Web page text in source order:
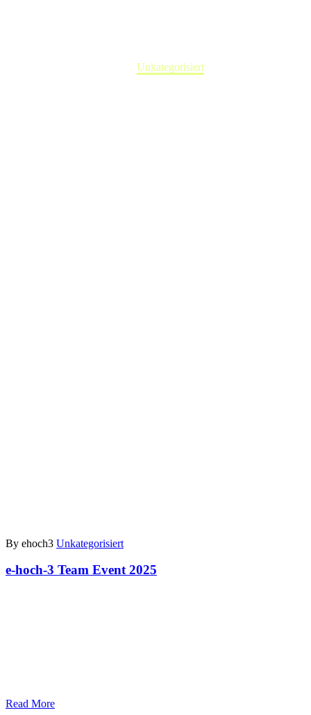
Unkategorisiert
By ehoch3 Unkategorisiert
e-hoch-3 Team Event 2025
Read More